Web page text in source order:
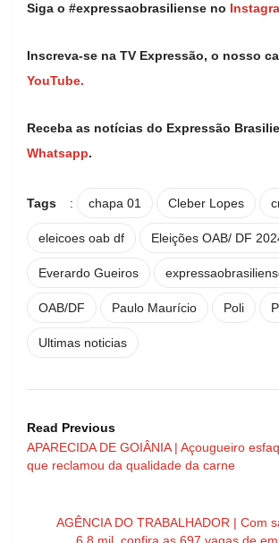
Siga o #expressaobrasiliense no
Inscreva-se na TV Expressão, o nosso
YouTube.
Receba as notícias do Expressão
Whatsapp.
Tags : chapa 01 Cleber Lopes
eleicoes oab df Eleições OAB/ DF
Everardo Gueiros
OAB/DF Paulo Maurício Poli
Ultimas noticias
Read Previous
APARECIDA DE GOIÂNIA | Açougueiro
que reclamou da qualidade da carne
AGÊNCIA DO TRABALHADOR | Com